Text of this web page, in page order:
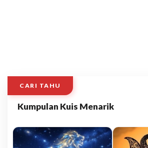
CARI TAHU
Kumpulan Kuis Menarik